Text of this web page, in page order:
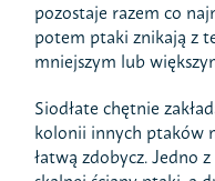
pozostaje razem co
potem ptaki znikają z
mniejszym lub
Siodłate chętnie
kolonii innych ptaków
łatwą zdobycz. Jedno